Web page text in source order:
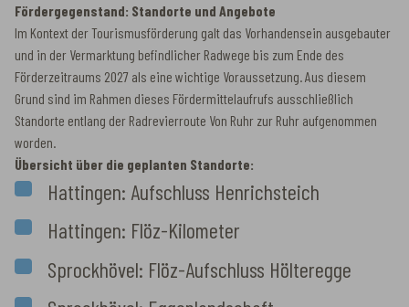
Fördergegenstand: Standorte und Angebote
Im Kontext der Tourismusförderung galt das Vorhandensein ausgebauter
und in der Vermarktung befindlicher Radwege bis zum Ende des
Förderzeitraums 2027 als eine wichtige Voraussetzung. Aus diesem
Grund sind im Rahmen dieses Fördermittelaufrufs ausschließlich
Standorte entlang der Radrevierroute Von Ruhr zur Ruhr aufgenommen
worden.
Übersicht über die geplanten Standorte:
Hattingen: Aufschluss Henrichsteich
Hattingen: Flöz-Kilometer
Sprockhövel: Flöz-Aufschluss Hölteregge